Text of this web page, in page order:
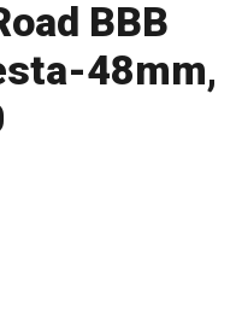
BBB
48mm,